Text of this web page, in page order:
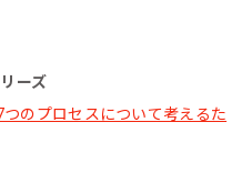
ーズ
のプロセスについて考えるた